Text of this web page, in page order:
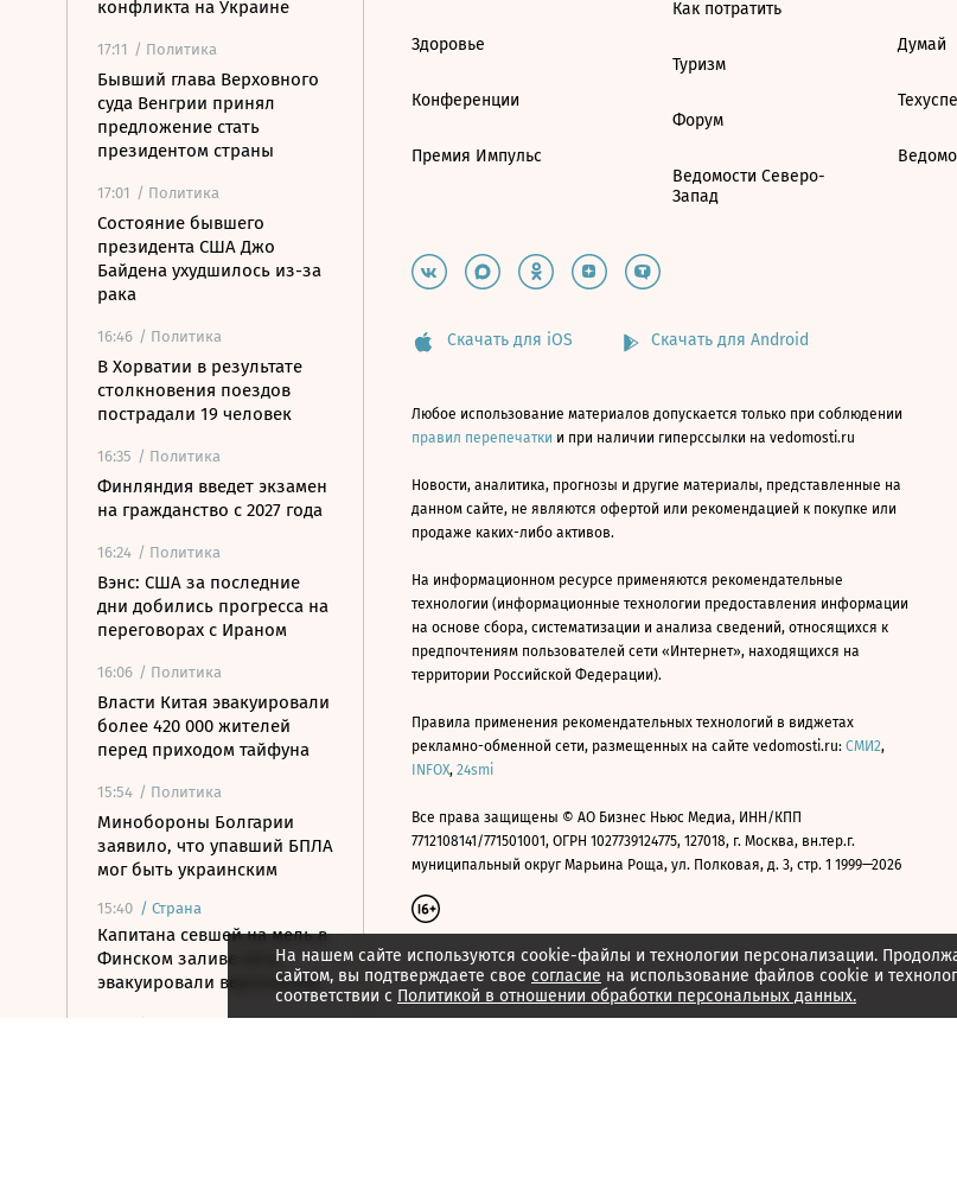
конфликта на Украине
17:11 / Политика
Бывший глава Верховного
суда Венгрии принял
предложение стать
президентом страны
17:01 / Политика
Состояние бывшего
президента США Джо
Байдена ухудшилось из-за
рака
16:46 / Политика
В Хорватии в результате
столкновения поездов
пострадали 19 человек
16:35 / Политика
Финляндия введет экзамен
на гражданство с 2027 года
16:24 / Политика
Вэнс: США за последние
дни добились прогресса на
переговорах с Ираном
16:06 / Политика
Власти Китая эвакуировали
более 420 000 жителей
перед приходом тайфуна
15:54 / Политика
Минобороны Болгарии
заявило, что упавший БПЛА
мог быть украинским
15:40 / Страна
Капитана севшей на мель в
Финском заливе яхты
эвакуировали вертолетом
На нашем сайте используются cookie-файлы и технологии персонализации.
сайтом, вы подтверждаете свое согласие на использование файлов cookie и
соответствии с Политикой в отношении обработки персональных данных.
Здоровье
Конференции
Премия Импульс
Как потратить
Туризм
Форум
Ведомости Северо-
Запад
Думай
Скачать для iOS Скачать для Android
Любое использование материалов допускается только при соблюдении
правил перепечатки и при наличии гиперссылки на vedomosti.ru
Новости, аналитика, прогнозы и другие материалы, представленные на
данном сайте, не являются офертой или рекомендацией к покупке или
продаже каких-либо активов.
На информационном ресурсе применяются рекомендательные
технологии (информационные технологии предоставления информации
на основе сбора, систематизации и анализа сведений, относящихся к
предпочтениям пользователей сети «Интернет», находящихся на
территории Российской Федерации).
Правила применения рекомендательных технологий в виджетах
рекламно-обменной сети, размещенных на сайте vedomosti.ru: СМИ2,
INFOX, 24smi
Все права защищены © АО Бизнес Ньюс Медиа, ИНН/КПП
7712108141/771501001, ОГРН 1027739124775, 127018, г. Москва, вн.тер.г.
муниципальный округ Марьина Роща, ул. Полковая, д. 3, стр. 1 1999—2026